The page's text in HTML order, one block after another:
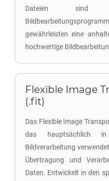
Dateien sind
gewährleisten eine
hochwertige
Flexible Image
(.fit)
Das Flexible Image
das hauptsächlich
Bildverarbeitung
Übertragung und
Daten. Entwickelt in den